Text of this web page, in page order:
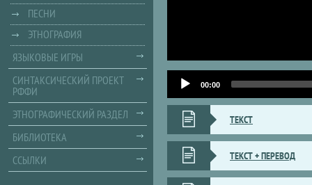
Audio
Player
00:00
ТЕКСТ
ТЕКСТ + ПЕРЕВОД
ПЕСНИ
ЭТНОГРАФИЯ
ЯЗЫКОВЫЕ ИГРЫ
СИНТАКСИЧЕСКИЙ ПРОЕКТ
РФФИ
ЭТНОГРАФИЧЕСКИЙ РАЗДЕЛ
БИБЛИОТЕКА
ССЫЛКИ